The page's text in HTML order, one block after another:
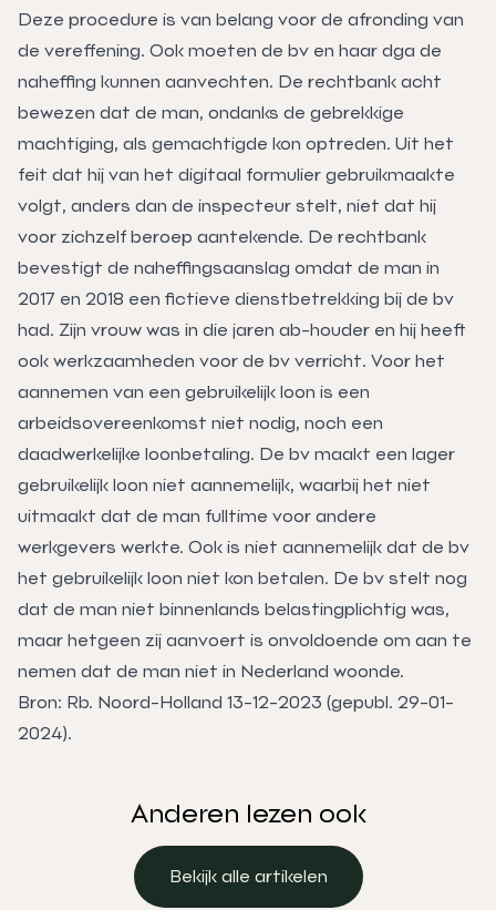
Deze procedure is van belang voor de afronding van
de vereffening. Ook moeten de bv en haar dga de
naheffing kunnen aanvechten. De rechtbank acht
bewezen dat de man, ondanks de gebrekkige
machtiging, als gemachtigde kon optreden. Uit het
feit dat hij van het digitaal formulier gebruikmaakte
volgt, anders dan de inspecteur stelt, niet dat hij
voor zichzelf beroep aantekende. De rechtbank
bevestigt de naheffingsaanslag omdat de man in
2017 en 2018 een fictieve dienstbetrekking bij de bv
had. Zijn vrouw was in die jaren ab-houder en hij heeft
ook werkzaamheden voor de bv verricht. Voor het
aannemen van een gebruikelijk loon is een
arbeidsovereenkomst niet nodig, noch een
daadwerkelijke loonbetaling. De bv maakt een lager
gebruikelijk loon niet aannemelijk, waarbij het niet
uitmaakt dat de man fulltime voor andere
werkgevers werkte. Ook is niet aannemelijk dat de bv
het gebruikelijk loon niet kon betalen. De bv stelt nog
dat de man niet binnenlands belastingplichtig was,
maar hetgeen zij aanvoert is onvoldoende om aan te
nemen dat de man niet in Nederland woonde.
Bron: Rb. Noord-Holland 13-12-2023 (gepubl. 29-01-
2024).
Anderen lezen ook
Bekijk alle artikelen